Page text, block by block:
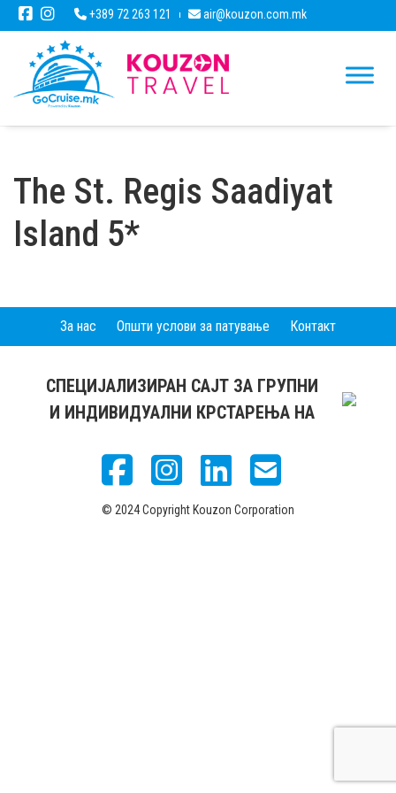
+389 72 263 121 air@kouzon.com.mk
The St. Regis Saadiyat
Island 5*
За нас Општи услови за патување Контакт
СПЕЦИЈАЛИЗИРАН САЈТ ЗА ГРУПНИ
И ИНДИВИДУАЛНИ КРСТАРЕЊА НА
© 2024 Copyright Kouzon Corporation